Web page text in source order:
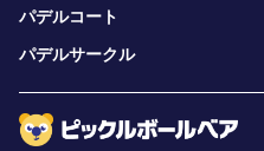
パデルコート
パデルサークル